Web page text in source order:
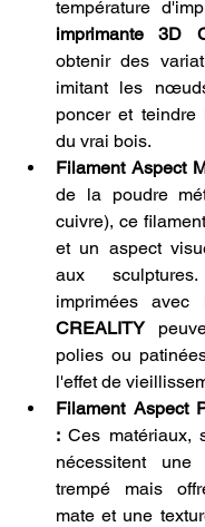
imprimante 3D
obtenir des
imitant les
poncer et
du vrai bois.
Filament Aspect
de la poudre
cuivre), ce
et un aspect
aux
imprimées avec
CREALITY
polies ou
l'effet de
Filament Aspect
: Ces matériaux,
nécessitent
trempé mais
mate et une